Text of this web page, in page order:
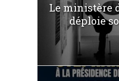
Le ministère
déploie